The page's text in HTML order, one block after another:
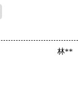
林**